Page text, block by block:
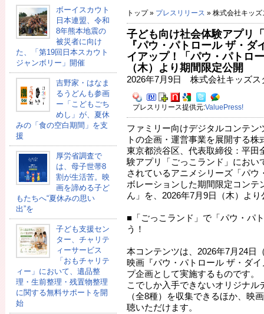
ボーイスカウト
日本連盟、令和
8年熊本地震の
被災者に向け
た、「第19回日本スカウト
ジャンボリー」開催
吉野家・はなま
るうどんも参画
ー「こどもごち
めし」が、夏休
みの「食の空白期間」を支
援
厚労省調査で
は、母子世帯8
割が生活苦。映
画を諦める子ど
もたちへ“夏休みの思い
出”を
子ども支援セン
ター、チャリテ
ィーサービス
「おもチャリテ
ィー」において、遺品整
理・生前整理・残置物整理
に関する無料サポートを開
始
トップ » プレスリリース » 株式会社キッズ
子ども向け社会体験アプリ
『パウ・パトロール ザ・
イアップ！「パウ・パトロ
（木）より期間限定公開
2026年7月9日 株式会社キッズス
プレスリリース提供元:ValuePress!
ファミリー向けデジタルコンテン
トの企画・運営事業を展開する
東京都渋谷区、代表取締役：平田
験アプリ「ごっこランド」におい
されているアニメシリーズ「パウ
ボレーションした期間限定コンテ
ん」を、2026年7月9日（木）よ
■「ごっこランド」で「パウ・パ
う！
本コンテンツは、2026年7月24日
映画『パウ・パトロール ザ・ダ
プ企画として実施するものです。
こでしか入手できないオリジナル
（全8種）を収集できるほか、映
聴いただけます。